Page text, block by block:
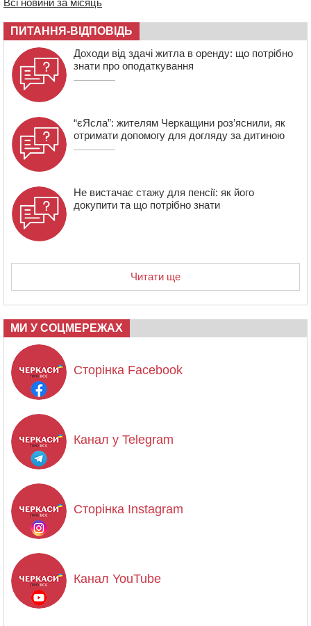
сплатили на Черкащині
06 СЕРПНЯ 2026, ЧЕТВЕР
21:13
Вісім медалей, з яких чотири золоті: черкаські
спортсмени тріумфували на чемпіонаті України
Всі новини за місяць
ПИТАННЯ-ВІДПОВІДЬ
Доходи від здачі житла в оренду: що потрібно
знати про оподаткування
“єЯсла”: жителям Черкащини роз’яснили, як
отримати допомогу для догляду за дитиною
Не вистачає стажу для пенсії: як його
докупити та що потрібно знати
Читати ще
МИ У СОЦМЕРЕЖАХ
Сторінка Facebook
Канал у Telegram
Сторінка Instagram
Канал YouTube